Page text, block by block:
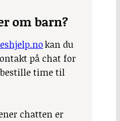
om barn?
kan du
på chat for
bestille time til
chatten er